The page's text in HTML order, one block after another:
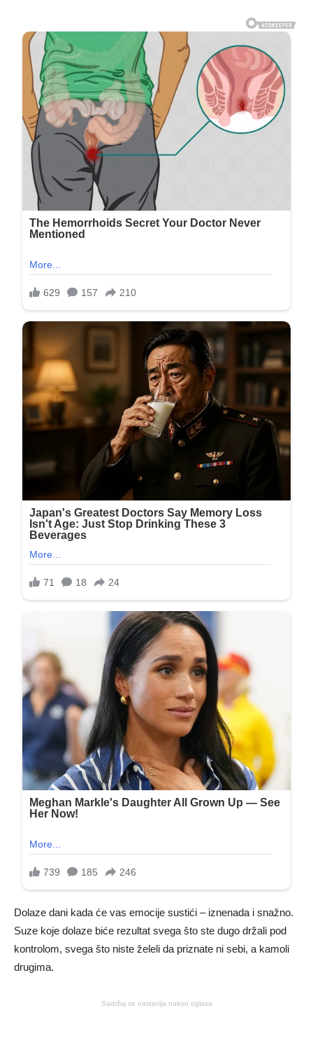
Dolaze dani kada će vas emocije sustići – iznenada i snažno.
Suze koje dolaze biće rezultat svega što ste dugo držali pod
kontrolom, svega što niste želeli da priznate ni sebi, a kamoli
drugima.
Sadržaj se nastavlja nakon oglasa